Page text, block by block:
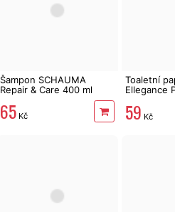
Šampon SCHAUMA
Repair & Care 400 ml
65 Kč
Toaletní
Ellegance
59 Kč